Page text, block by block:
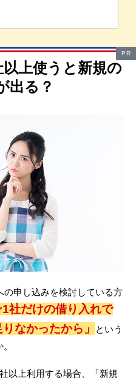
PR
上使うと新規の
出る？
の申し込みを検討している方
1社だけの借り入れで
なかったから」
という
以上利用する場合、「新規